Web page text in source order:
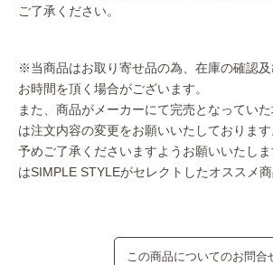
ご了承ください。
※当商品はお取り寄せ品の為、在庫の確認
お時間を頂く場合がございます。
また、商品がメーカーにて完売となってい
は注文内容の変更をお願いいたしております
予めご了承くださいますようお願いいたしま
はSIMPLE STYLEがセレクトしたオススメ商
この商品についてのお問合